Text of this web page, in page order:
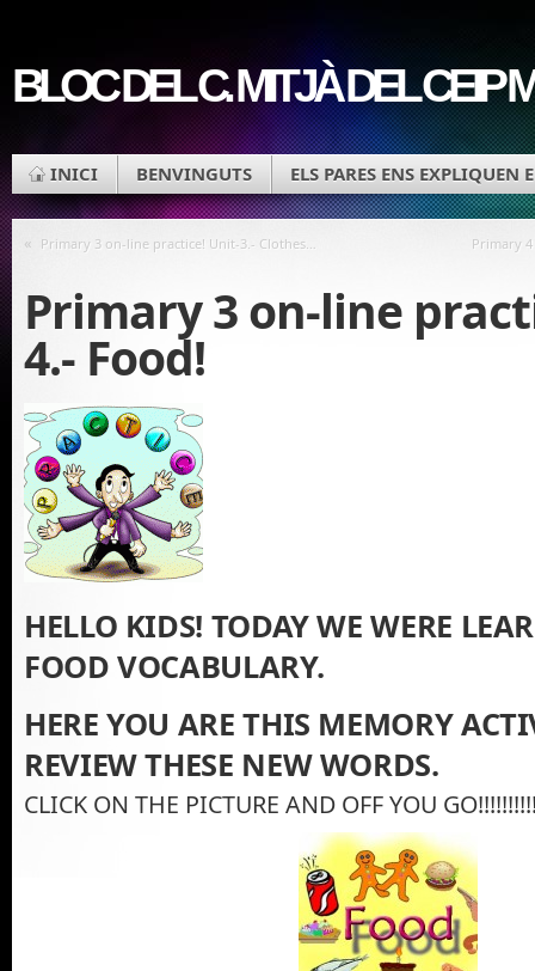
BLOC DEL C. MITJÀ DEL CEIP
INICI BENVINGUTS ELS PARES ENS EXPLIQUEN
« Primary 3 on-line practice! Unit-3.- Clothes… Primary
Primary 3 on-line
4.- Food!
HELLO KIDS! TODAY WE WERE
FOOD VOCABULARY.
HERE YOU ARE THIS MEMORY
REVIEW THESE NEW WORDS.
CLICK ON THE PICTURE AND OFF YOU